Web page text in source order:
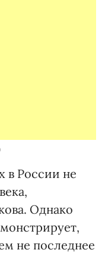
в России не
Однако
не последнее